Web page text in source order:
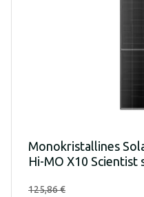
Monokristallines
Hi-MO X10 Scientist
125,86 €